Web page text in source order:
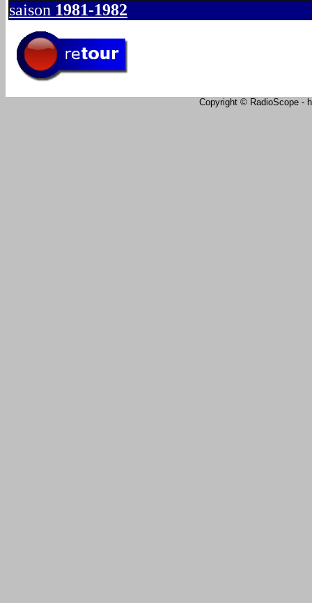
saison 1981-1982
Copyright © RadioScope -